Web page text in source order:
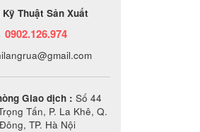
Kỹ Thuật Sản Xuất
0902.126.974
Giao dịch : Số 44
Tấn, P. La Khê, Q.
TP. Hà Nội